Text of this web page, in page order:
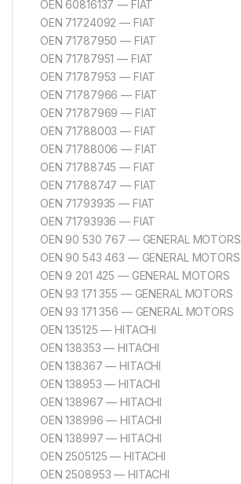
OEN 60816137 — FIAT
OEN 71724092 — FIAT
OEN 71787950 — FIAT
OEN 71787951 — FIAT
OEN 71787953 — FIAT
OEN 71787966 — FIAT
OEN 71787969 — FIAT
OEN 71788003 — FIAT
OEN 71788006 — FIAT
OEN 71788745 — FIAT
OEN 71788747 — FIAT
OEN 71793935 — FIAT
OEN 71793936 — FIAT
OEN 90 530 767 — GENERAL MOTORS
OEN 90 543 463 — GENERAL MOTORS
OEN 9 201 425 — GENERAL MOTORS
OEN 93 171 355 — GENERAL MOTORS
OEN 93 171 356 — GENERAL MOTORS
OEN 135125 — HITACHI
OEN 138353 — HITACHI
OEN 138367 — HITACHI
OEN 138953 — HITACHI
OEN 138967 — HITACHI
OEN 138996 — HITACHI
OEN 138997 — HITACHI
OEN 2505125 — HITACHI
OEN 2508953 — HITACHI